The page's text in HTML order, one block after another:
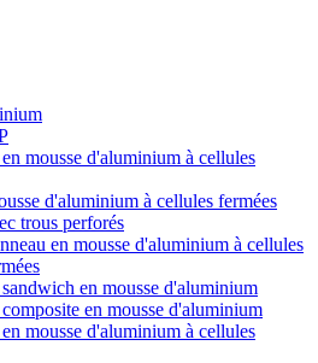
mousse d'aluminium à cellules
d'aluminium à cellules fermées
trous perforés
en mousse d'aluminium à cellules
sandwich en mousse d'aluminium
en mousse d'aluminium
mousse d'aluminium à cellules